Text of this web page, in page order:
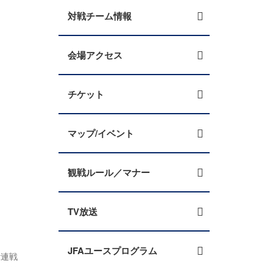
戦
対戦チーム情報
会場アクセス
チケット
マップ/イベント
観戦ルール／マナー
TV放送
JFAユースプログラム